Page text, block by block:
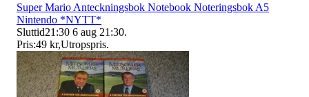
Super Mario Anteckningsbok Notebook Noteringsbok A5
Nintendo *NYTT*
Sluttid21:30 6 aug 21:30.
Pris:49 kr,Utropspris.